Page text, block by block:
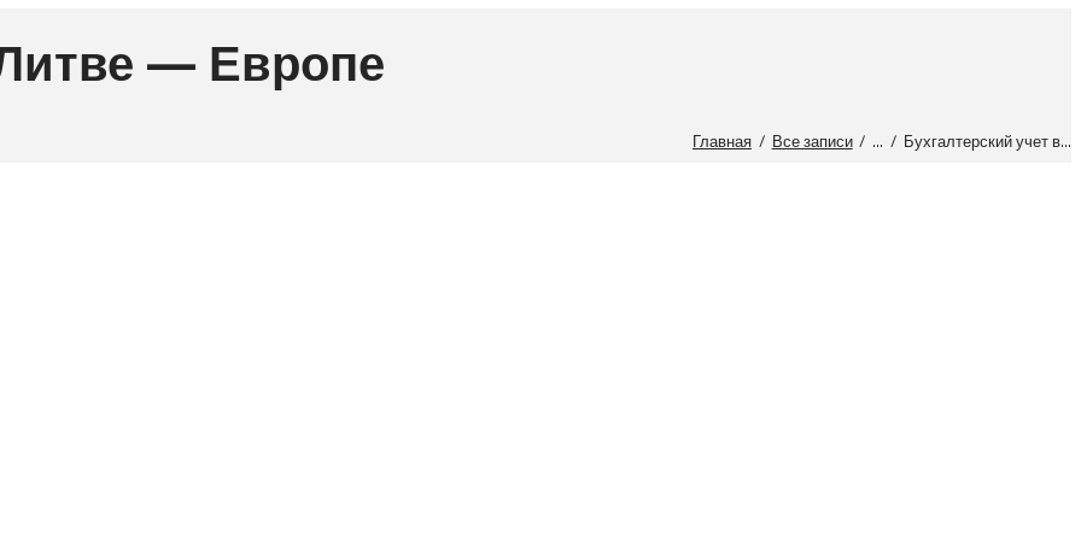
— Европе
Главная Все записи ... Бухгалтерский учет в...